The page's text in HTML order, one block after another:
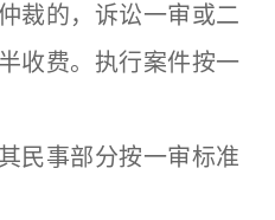
裁的，诉讼一审或二
收费。执行案件按一
事部分按一审标准